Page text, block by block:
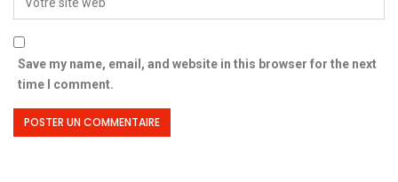
Save my name, email, and website in this browser for the next
time I comment.